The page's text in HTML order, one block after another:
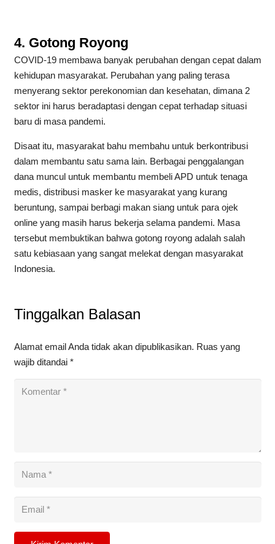
4. Gotong Royong
COVID-19 membawa banyak perubahan dengan cepat dalam
kehidupan masyarakat. Perubahan yang paling terasa
menyerang sektor perekonomian dan kesehatan, dimana 2
sektor ini harus beradaptasi dengan cepat terhadap situasi
baru di masa pandemi.
Disaat itu, masyarakat bahu membahu untuk berkontribusi
dalam membantu satu sama lain. Berbagai penggalangan
dana muncul untuk membantu membeli APD untuk tenaga
medis, distribusi masker ke masyarakat yang kurang
beruntung, sampai berbagi makan siang untuk para ojek
online yang masih harus bekerja selama pandemi. Masa
tersebut membuktikan bahwa gotong royong adalah salah
satu kebiasaan yang sangat melekat dengan masyarakat
Indonesia.
Tinggalkan Balasan
Alamat email Anda tidak akan dipublikasikan. Ruas yang
wajib ditandai *